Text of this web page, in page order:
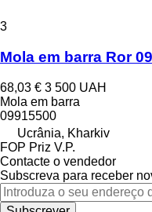
3
Mola em barra Ror
68,03 € 3 500 UAH
Mola em barra
09915500
Ucrânia, Kharkiv
FOP Priz V.P.
Contacte o vendedor
Subscreva para receber